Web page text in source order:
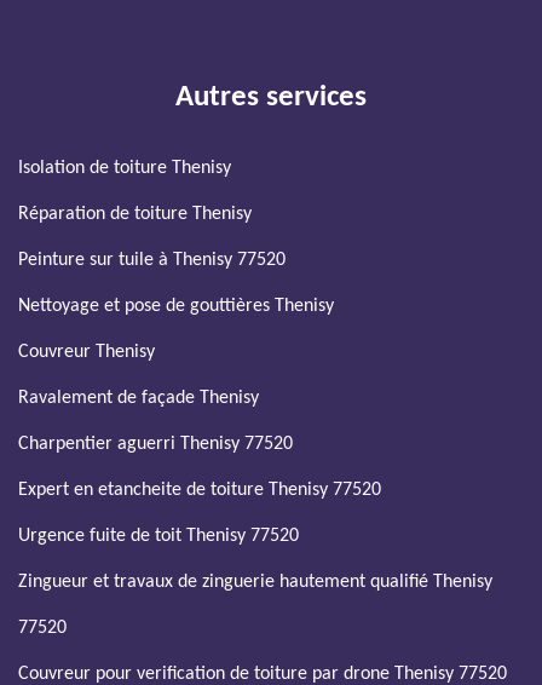
Autres services
Isolation de toiture Thenisy
Réparation de toiture Thenisy
Peinture sur tuile à Thenisy 77520
Nettoyage et pose de gouttières Thenisy
Couvreur Thenisy
Ravalement de façade Thenisy
Charpentier aguerri Thenisy 77520
Expert en etancheite de toiture Thenisy 77520
Urgence fuite de toit Thenisy 77520
Zingueur et travaux de zinguerie hautement qualifié Thenisy
77520
Couvreur pour verification de toiture par drone Thenisy 77520